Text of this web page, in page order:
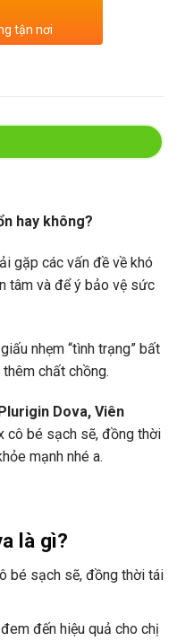
tận nơi
hay không?
gặp các vấn đề về khó
tâm và để ý bảo vệ sức
nhẹm “tình trạng” bất
chất chồng.
Dova, Viên
cô bé sạch sẽ, đồng thời
mạnh nhé a.
là gì?
bé sạch sẽ, đồng thời tái
đến hiệu quả cho chị